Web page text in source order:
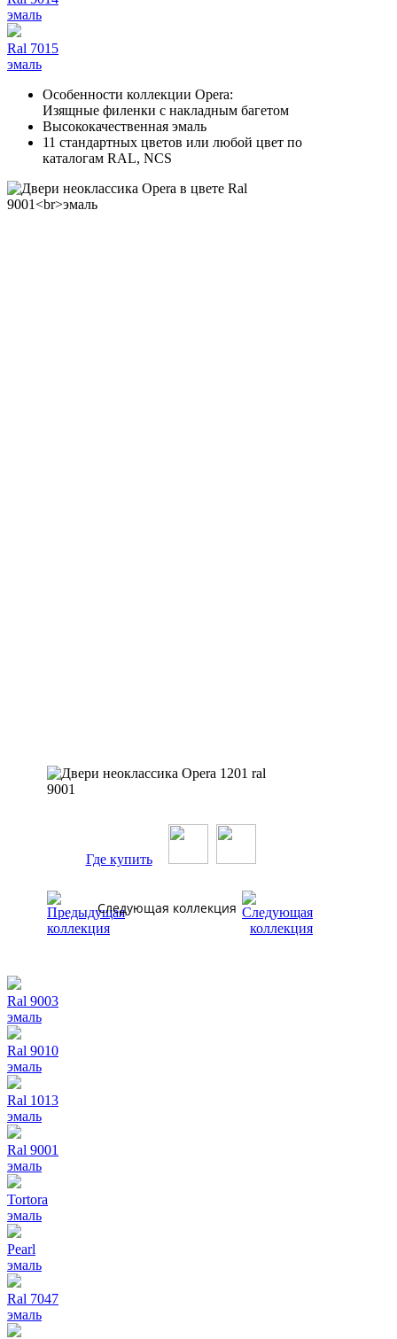
эмаль
Ral 7015
эмаль
Особенности коллекции Opera:
Изящные филенки с накладным багетом
Высококачественная эмаль
11 стандартных цветов или любой цвет по
каталогам RAL, NCS
Где купить
Следующая коллекция
Ral 9003
эмаль
Ral 9010
эмаль
Ral 1013
эмаль
Ral 9001
эмаль
Tortora
эмаль
Pearl
эмаль
Ral 7047
эмаль